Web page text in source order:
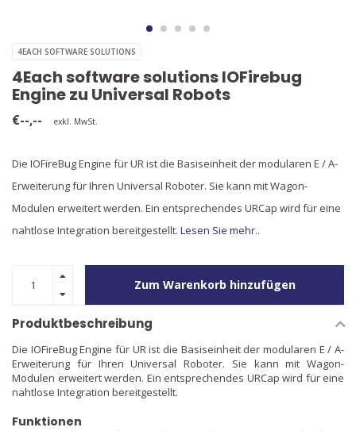
4EACH SOFTWARE SOLUTIONS
4Each software solutions IOFirebug
Engine zu Universal Robots
€--,-- exkl. MwSt.
Die IOFireBug Engine für UR ist die Basiseinheit der modularen E / A-
Erweiterung für Ihren Universal Roboter. Sie kann mit Wagon-
Modulen erweitert werden. Ein entsprechendes URCap wird für eine
nahtlose Integration bereitgestellt. Lesen Sie mehr..
Zum Warenkorb hinzufügen
Produktbeschreibung
Die IOFireBug Engine für UR ist die Basiseinheit der modularen E / A-
Erweiterung für Ihren Universal Roboter. Sie kann mit Wagon-
Modulen erweitert werden. Ein entsprechendes URCap wird für eine
nahtlose Integration bereitgestellt.
Funktionen